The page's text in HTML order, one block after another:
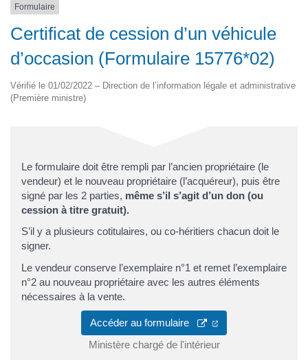
Formulaire
Certificat de cession d’un véhicule
d’occasion (Formulaire 15776*02)
Vérifié le 01/02/2022 – Direction de l’information légale et administrative
(Première ministre)
Le formulaire doit être rempli par l’ancien propriétaire (le
vendeur) et le nouveau propriétaire (l’acquéreur), puis être
signé par les 2 parties, même s’il s’agit d’un don (ou
cession à titre gratuit).
S’il y a plusieurs cotitulaires, ou co-héritiers chacun doit le
signer.
Le vendeur conserve l’exemplaire n°1 et remet l’exemplaire
n°2 au nouveau propriétaire avec les autres éléments
nécessaires à la vente.
Accéder au formulaire
Ministère chargé de l'intérieur